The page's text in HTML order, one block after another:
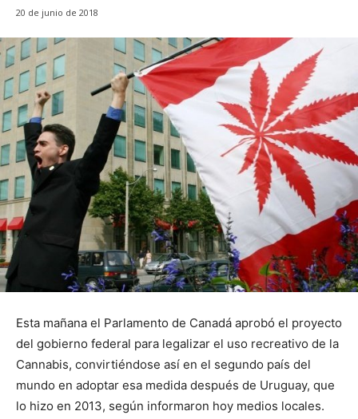
20 de junio de 2018
Esta mañana el Parlamento de Canadá aprobó el proyecto
del gobierno federal para legalizar el uso recreativo de la
Cannabis, convirtiéndose así en el segundo país del
mundo en adoptar esa medida después de Uruguay, que
lo hizo en 2013, según informaron hoy medios locales.